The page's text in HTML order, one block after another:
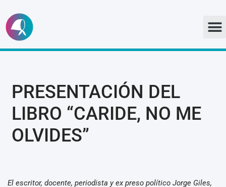
Ir
al
PRESENTACIÓN DEL
LIBRO “CARIDE, NO ME
OLVIDES”
El escritor, docente, periodista y ex preso político Jorge Giles,